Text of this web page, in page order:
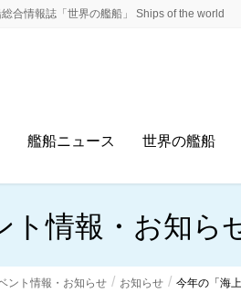
合情報誌「世界の艦船」 Ships of the world
艦船ニュース 世界の艦船
ト情報・お知ら
ント情報・お知らせ お知らせ 今年の「海